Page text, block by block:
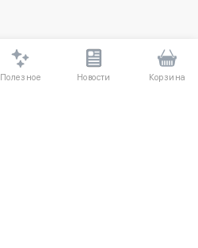
Полезное Новости Корзина